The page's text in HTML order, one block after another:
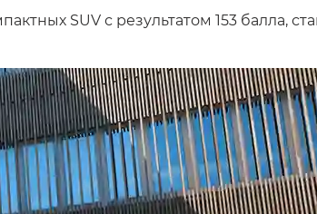
SUV с результатом 153 балла,